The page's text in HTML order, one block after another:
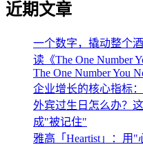
近期文章
一个数字，撬动整个
读《The One Number
The One Number You
企业增长的核心指标
外宾过生日怎么办？
成"被记住"
雅高「Heartist」：用